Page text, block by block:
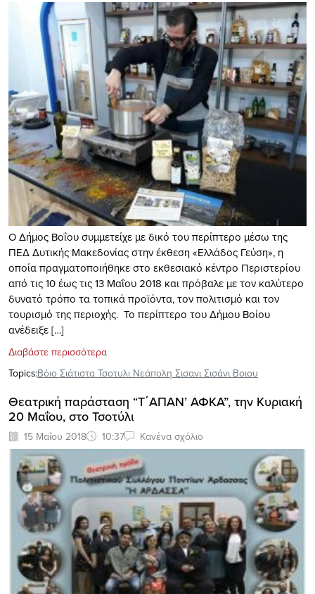
Ο Δήμος Βοΐου συμμετείχε με δικό του περίπτερο μέσω της
ΠΕΔ Δυτικής Μακεδονίας στην έκθεση «Ελλάδος Γεύση», η
οποία πραγματοποιήθηκε στο εκθεσιακό κέντρο Περιστερίου
από τις 10 έως τις 13 Μαΐου 2018 και πρόβαλε με τον καλύτερο
δυνατό τρόπο τα τοπικά προϊόντα, τον πολιτισμό και τον
τουρισμό της περιοχής. Το περίπτερο του Δήμου Βοίου
ανέδειξε […]
Διαβάστε περισσότερα
Topics:Βόιο Σιάτιστα Τσοτυλι Νεάπολη Σισανι Σισάνι Βοιου
Θεατρική παράσταση “Τ΄ΑΠΑΝ’ ΑΦΚΑ”, την Κυριακή
20 Μαΐου, στο Τσοτύλι
15 Μαΐου 2018 10:37 Κανένα σχόλιο